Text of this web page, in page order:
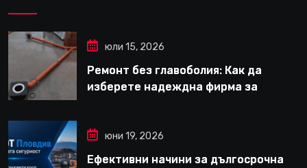
юли 15, 2026
Ремонт без главоболия: Как да
изберете надеждна фирма за
юни 19, 2026
Ефективни начини за дългосрочна